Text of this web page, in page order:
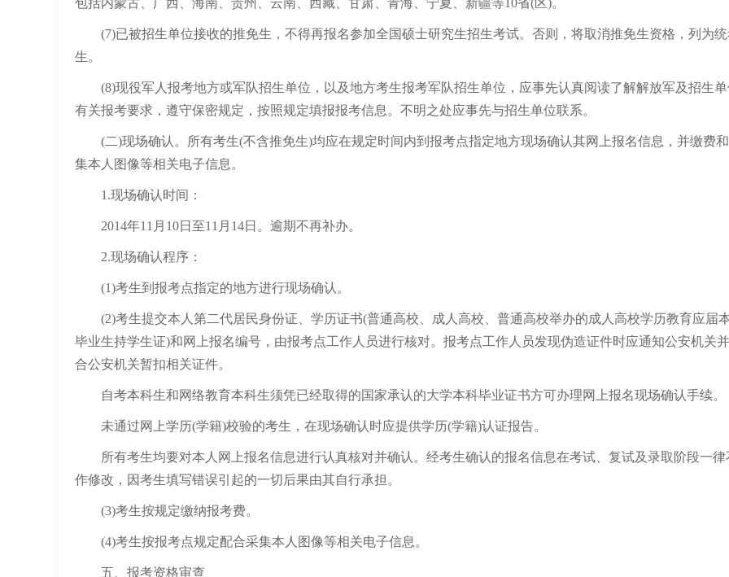
包括内蒙古、广西、海南、贵州、云南、西藏、甘肃、青海、宁夏、新疆等10省(区)。
(7)已被招生单位接收的推免生，不得再报名参加全国硕士研究生招生考试。否则，将取消推免生资格，列为
生。
(8)现役军人报考地方或军队招生单位，以及地方考生报考军队招生单位，应事先认真阅读了解解放军及招生单
有关报考要求，遵守保密规定，按照规定填报报考信息。不明之处应事先与招生单位联系。
(二)现场确认。所有考生(不含推免生)均应在规定时间内到报考点指定地方现场确认其网上报名信息，并缴费
集本人图像等相关电子信息。
1.现场确认时间：
2014年11月10日至11月14日。逾期不再补办。
2.现场确认程序：
(1)考生到报考点指定的地方进行现场确认。
(2)考生提交本人第二代居民身份证、学历证书(普通高校、成人高校、普通高校举办的成人高校学历教育应届
毕业生持学生证)和网上报名编号，由报考点工作人员进行核对。报考点工作人员发现伪造证件时应通知公安机关
合公安机关暂扣相关证件。
自考本科生和网络教育本科生须凭已经取得的国家承认的大学本科毕业证书方可办理网上报名现场确认手续。
未通过网上学历(学籍)校验的考生，在现场确认时应提供学历(学籍)认证报告。
所有考生均要对本人网上报名信息进行认真核对并确认。经考生确认的报名信息在考试、复试及录取阶段一律
作修改，因考生填写错误引起的一切后果由其自行承担。
(3)考生按规定缴纳报考费。
(4)考生按报考点规定配合采集本人图像等相关电子信息。
五、报考资格审查